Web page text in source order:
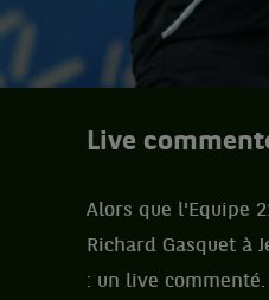
Live
Alors que l'Equipe
Richard Gasquet à
: un live